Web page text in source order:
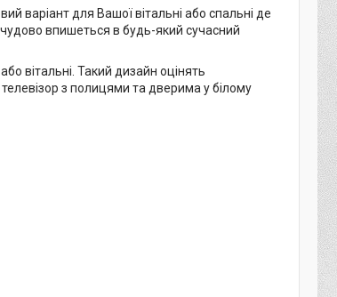
варіант для Вашої вітальні або спальні де
впишеться в будь-який сучасний
вітальні. Такий дизайн оцінять
з полицями та дверима у білому